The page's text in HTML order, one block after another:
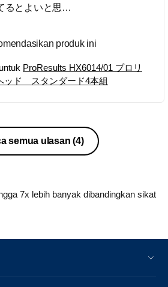
るとよいと思い
produk ini
ProResults HX6014/01 プロリ
ド スタンダード4本組
semua ulasan(4)
7x lebih banyak dibandingkan sikat